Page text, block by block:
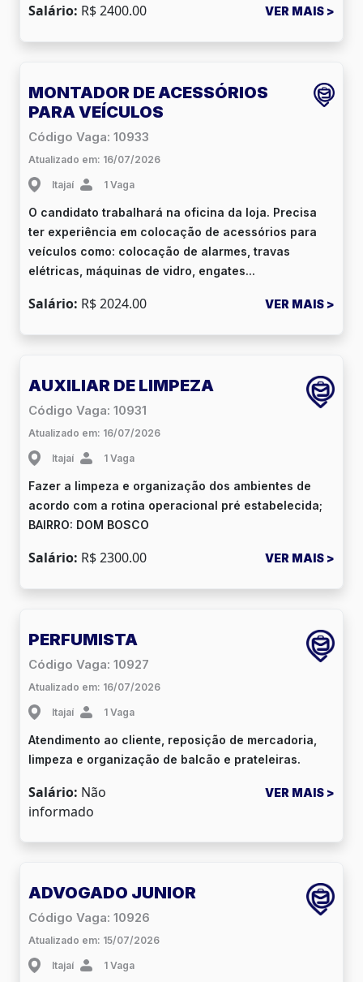
Salário: R$ 2400.00 VER MAIS >
MONTADOR DE ACESSÓRIOS
PARA VEÍCULOS
Código Vaga: 10933
Atualizado em: 16/07/2026
Itajaí 1 Vaga
O candidato trabalhará na oficina da loja. Precisa
ter experiência em colocação de acessórios para
veículos como: colocação de alarmes, travas
elétricas, máquinas de vidro, engates...
Salário: R$ 2024.00 VER MAIS >
AUXILIAR DE LIMPEZA
Código Vaga: 10931
Atualizado em: 16/07/2026
Itajaí 1 Vaga
Fazer a limpeza e organização dos ambientes de
acordo com a rotina operacional pré estabelecida;
BAIRRO: DOM BOSCO
Salário: R$ 2300.00 VER MAIS >
PERFUMISTA
Código Vaga: 10927
Atualizado em: 16/07/2026
Itajaí 1 Vaga
Atendimento ao cliente, reposição de mercadoria,
limpeza e organização de balcão e prateleiras.
Salário: Não
informado
VER MAIS >
ADVOGADO JUNIOR
Código Vaga: 10926
Atualizado em: 15/07/2026
Itajaí 1 Vaga